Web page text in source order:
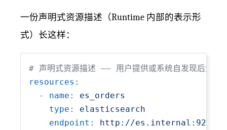
一份声明式资源描述（Runtime 内部的表示形
式）长这样：
# 声明式资源描述 —— 用户提供或系统自发现后生成
resources:
-
name:
es_orders
type:
elasticsearch
endpoint:
http://es.internal:9200